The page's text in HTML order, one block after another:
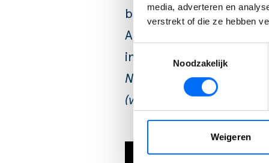
media, adverteren en
verstrekt of die ze hebben
Noodzakelijk
Weigeren
binnen Microsoft-
Automate of het
inzet van Co-pilot.
Naar verwachting zullen
(versie 24).